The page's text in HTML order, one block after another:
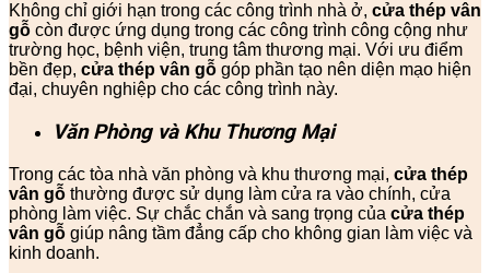
Không chỉ giới hạn trong các công trình nhà ở, cửa thép vân
gỗ còn được ứng dụng trong các công trình công cộng như
trường học, bệnh viện, trung tâm thương mại. Với ưu điểm
bền đẹp, cửa thép vân gỗ góp phần tạo nên diện mạo hiện
đại, chuyên nghiệp cho các công trình này.
Văn Phòng và Khu Thương Mại
Trong các tòa nhà văn phòng và khu thương mại, cửa thép
vân gỗ thường được sử dụng làm cửa ra vào chính, cửa
phòng làm việc. Sự chắc chắn và sang trọng của cửa thép
vân gỗ giúp nâng tầm đẳng cấp cho không gian làm việc và
kinh doanh.